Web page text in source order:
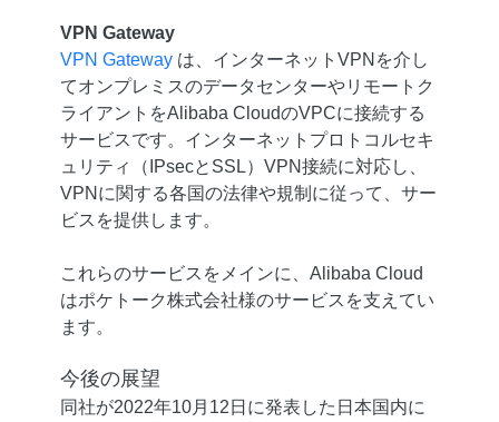
VPN Gateway
VPN Gateway は、インターネットVPNを介し
てオンプレミスのデータセンターやリモートク
ライアントをAlibaba CloudのVPCに接続する
サービスです。インターネットプロトコルセキ
ュリティ（IPsecとSSL）VPN接続に対応し、
VPNに関する各国の法律や規制に従って、サー
ビスを提供します。
これらのサービスをメインに、Alibaba Cloud
はポケトーク株式会社様のサービスを支えてい
ます。
今後の展望
同社が2022年10月12日に発表した日本国内に